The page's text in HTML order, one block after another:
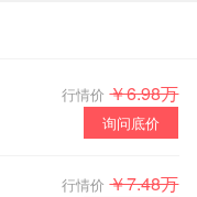
询价成功
行情价 ￥6.98万
询问底价
行情价 ￥7.48万